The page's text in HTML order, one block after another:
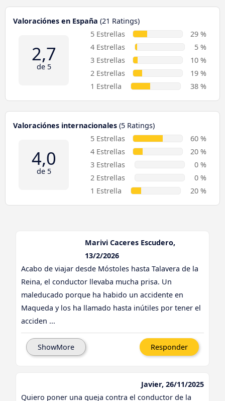
Valoraciónes en España (21 Ratings)
2,7
de 5
5 Estrellas
29 %
4 Estrellas
5 %
3 Estrellas
10 %
2 Estrellas
19 %
1 Estrella
38 %
Valoraciónes internacionales (5 Ratings)
4,0
de 5
5 Estrellas
60 %
4 Estrellas
20 %
3 Estrellas
0 %
2 Estrellas
0 %
1 Estrella
20 %
Marivi Caceres Escudero,
13/2/2026
Acabo de viajar desde Móstoles hasta Talavera de la
Reina, el conductor llevaba mucha prisa. Un
maleducado porque ha habido un accidente en
Maqueda y los ha llamado hasta inútiles por tener el
acciden ...
ShowMore Responder
Javier, 26/11/2025
Quiero poner una queja contra el conductor de la